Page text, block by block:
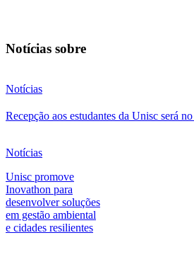
Notícias sobre
Notícias
Recepção aos estudantes da Unisc será
Notícias
Unisc promove
Inovathon para
desenvolver soluções
em gestão ambiental
e cidades resilientes